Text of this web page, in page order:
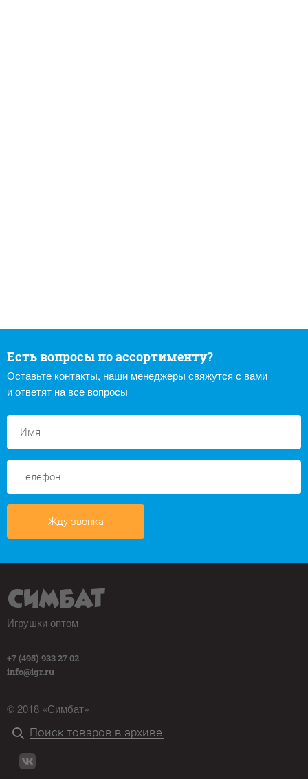
Есть вопросы по ассортименту?
Оставьте контакты, наши менеджеры свяжутся с вами
и ответят на все вопросы
Жду звонка
Игрушки оптом
+7 (495) 933 27 02
info@igr.ru
© 2018 «Симбат»